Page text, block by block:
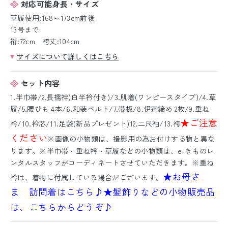
対応可能身長・サイズ
草履使用:168～173cm前後
13号まで
裄:72cm 袴丈:104cm
サイズについて詳しくはこちら
セット内容
1.半巾帯/2.長襦袢(白半衿付き)/3.肌着(ワンピースタイプ)/4.草
履/5.腰ひも 4本/6.和装ベルト/7.帯板/8.伊逹締め 2枚/9.重ね
衿/10.衿芯/11.足袋(新品プレゼント)12.二尺袖/13.袴★ご注意
ください ※画像の小物類は、撮影用の為お付けする物と異な
ります。※半巾帯・重ね衿・草履などの小物類は、e-きものレ
ンタルスタッフがコーディネートさせていただきます。※重ね
衿は、着物に付属している場合がございます。★お母さ
ま 訪問着はこちら♪★髪飾りなどの小物販売品
は、こちらからどうぞ♪